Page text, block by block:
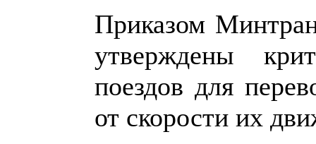
Приказом
утверждены
поездов для
от скорости их